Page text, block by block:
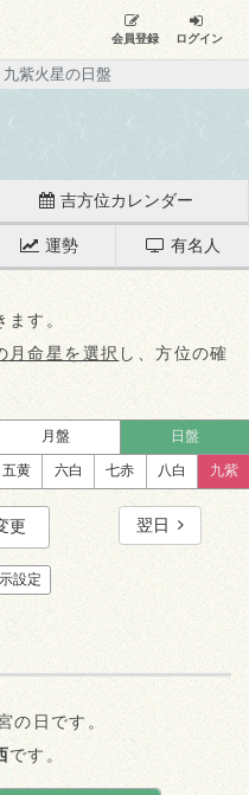
会員登録 ログイン
紫火星の日盤
吉方位カレンダー
運勢 有名人
ます。
月命星を選択 し、方位の確
月盤 日盤
五黄 六白 七赤 八白 九紫
更 翌日
設定
の日です。
です。